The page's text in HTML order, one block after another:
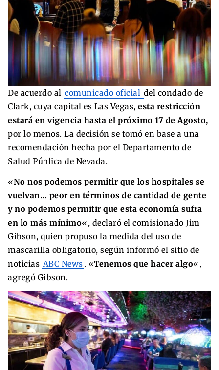
De acuerdo al comunicado oficial del condado de
Clark, cuya capital es Las Vegas, esta restricción
estará en vigencia hasta el próximo 17 de Agosto,
por lo menos. La decisión se tomó en base a una
recomendación hecha por el Departamento de
Salud Pública de Nevada.
«No nos podemos permitir que los hospitales se
vuelvan… peor en términos de cantidad de gente
y no podemos permitir que esta economía sufra
en lo más mínimo«, declaró el comisionado Jim
Gibson, quien propuso la medida del uso de
mascarilla obligatorio, según informó el sitio de
noticias ABC News . «Tenemos que hacer algo«,
agregó Gibson.